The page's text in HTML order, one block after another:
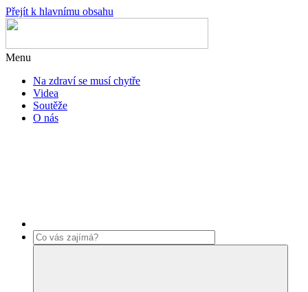
Přejít k hlavnímu obsahu
Menu
Na zdraví se musí chytře
Videa
Soutěže
O nás